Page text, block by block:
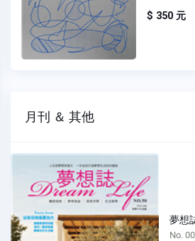
$ 350 元
月刊 ＆ 其他
夢想
No.